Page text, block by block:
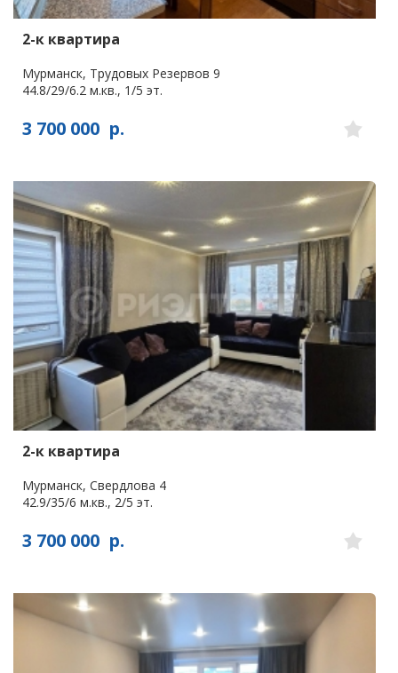
2-к квартира
Мурманск, Трудовых Резервов 9
44.8/29/6.2 м.кв., 1/5 эт.
3 700 000 р.
2-к квартира
Мурманск, Свердлова 4
42.9/35/6 м.кв., 2/5 эт.
3 700 000 р.